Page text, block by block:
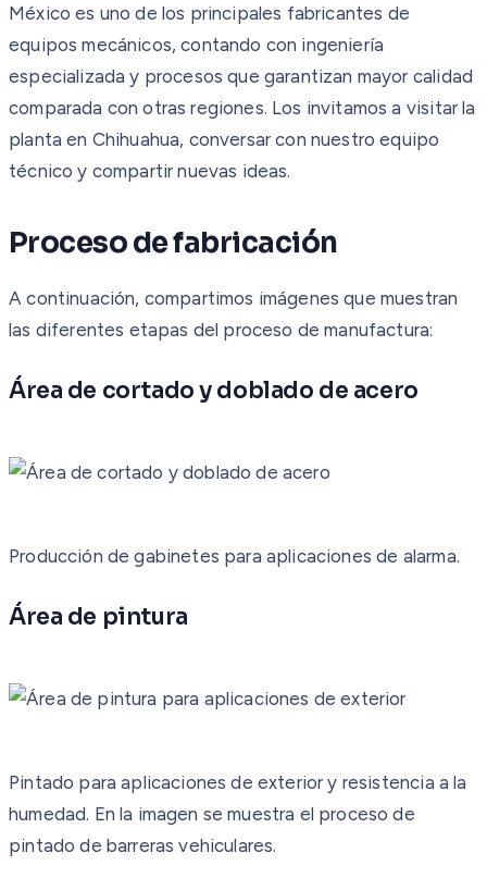
México es uno de los principales fabricantes de
equipos mecánicos, contando con ingeniería
especializada y procesos que garantizan mayor calidad
comparada con otras regiones. Los invitamos a visitar la
planta en Chihuahua, conversar con nuestro equipo
técnico y compartir nuevas ideas.
Proceso de fabricación
A continuación, compartimos imágenes que muestran
las diferentes etapas del proceso de manufactura:
Área de cortado y doblado de acero
Producción de gabinetes para aplicaciones de alarma.
Área de pintura
Pintado para aplicaciones de exterior y resistencia a la
humedad. En la imagen se muestra el proceso de
pintado de barreras vehiculares.